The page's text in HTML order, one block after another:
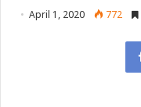
April 1, 2020 772